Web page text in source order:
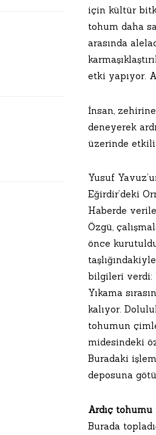
için kültür
tohum daha
arasında
etki yapıyor.
İnsan,
deneyerek
üzerinde etkili
Yusuf
Eğirdir’deki
Haberde
Özgü,
önce
bilgileri verdi:
Yıkama
kalıyor.
tohumun
midesindeki
Buradaki
deposuna
Ardıç
Burada